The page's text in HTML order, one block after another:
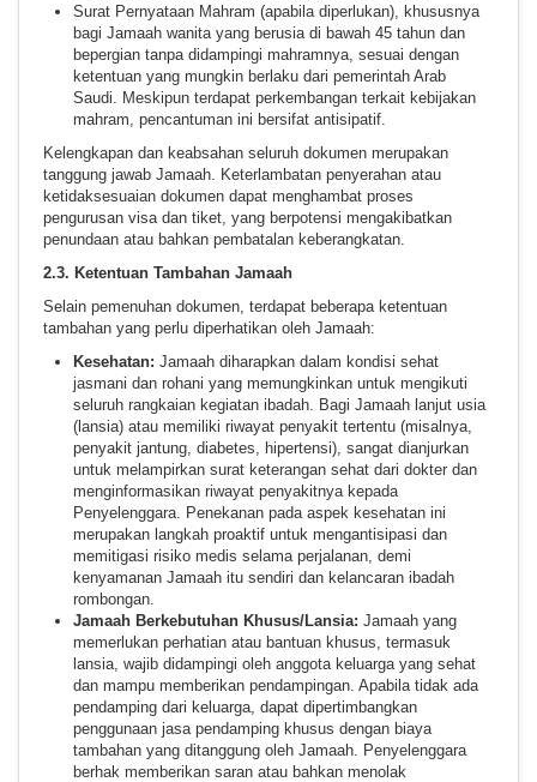
Surat Pernyataan Mahram (apabila diperlukan), khususnya
bagi Jamaah wanita yang berusia di bawah 45 tahun dan
bepergian tanpa didampingi mahramnya, sesuai dengan
ketentuan yang mungkin berlaku dari pemerintah Arab
Saudi. Meskipun terdapat perkembangan terkait kebijakan
mahram, pencantuman ini bersifat antisipatif.
Kelengkapan dan keabsahan seluruh dokumen merupakan
tanggung jawab Jamaah. Keterlambatan penyerahan atau
ketidaksesuaian dokumen dapat menghambat proses
pengurusan visa dan tiket, yang berpotensi mengakibatkan
penundaan atau bahkan pembatalan keberangkatan.
2.3. Ketentuan Tambahan Jamaah
Selain pemenuhan dokumen, terdapat beberapa ketentuan
tambahan yang perlu diperhatikan oleh Jamaah:
Kesehatan: Jamaah diharapkan dalam kondisi sehat
jasmani dan rohani yang memungkinkan untuk mengikuti
seluruh rangkaian kegiatan ibadah. Bagi Jamaah lanjut usia
(lansia) atau memiliki riwayat penyakit tertentu (misalnya,
penyakit jantung, diabetes, hipertensi), sangat dianjurkan
untuk melampirkan surat keterangan sehat dari dokter dan
menginformasikan riwayat penyakitnya kepada
Penyelenggara. Penekanan pada aspek kesehatan ini
merupakan langkah proaktif untuk mengantisipasi dan
memitigasi risiko medis selama perjalanan, demi
kenyamanan Jamaah itu sendiri dan kelancaran ibadah
rombongan.
Jamaah Berkebutuhan Khusus/Lansia: Jamaah yang
memerlukan perhatian atau bantuan khusus, termasuk
lansia, wajib didampingi oleh anggota keluarga yang sehat
dan mampu memberikan pendampingan. Apabila tidak ada
pendamping dari keluarga, dapat dipertimbangkan
penggunaan jasa pendamping khusus dengan biaya
tambahan yang ditanggung oleh Jamaah. Penyelenggara
berhak memberikan saran atau bahkan menolak